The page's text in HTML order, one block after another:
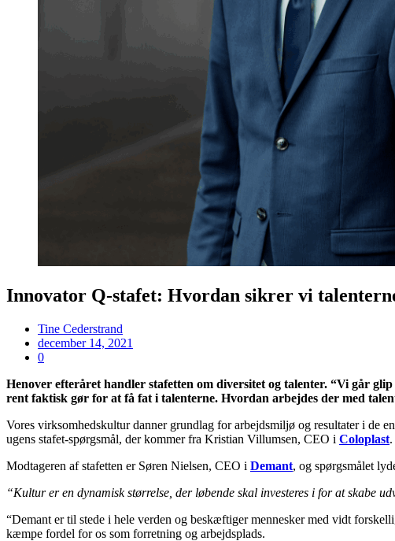
Innovator Q-stafet: Hvordan sikrer vi
Tine Cederstrand
december 14, 2021
0
Henover efteråret handler stafetten om diversitet og talenter. “Vi går
rent faktisk gør for at få fat i talenterne. Hvordan arbejdes der med
Vores virksomhedskultur danner grundlag for arbejdsmiljø og resultater i de
ugens stafet-spørgsmål, der kommer fra Kristian Villumsen, CEO i Coloplast.
Modtageren af stafetten er Søren Nielsen, CEO i Demant, og spørgsmålet
“Kultur er en dynamisk størrelse, der løbende skal investeres i for at skabe
“Demant er til stede i hele verden og beskæftiger mennesker med vidt
kæmpe fordel for os som forretning og arbejdsplads.